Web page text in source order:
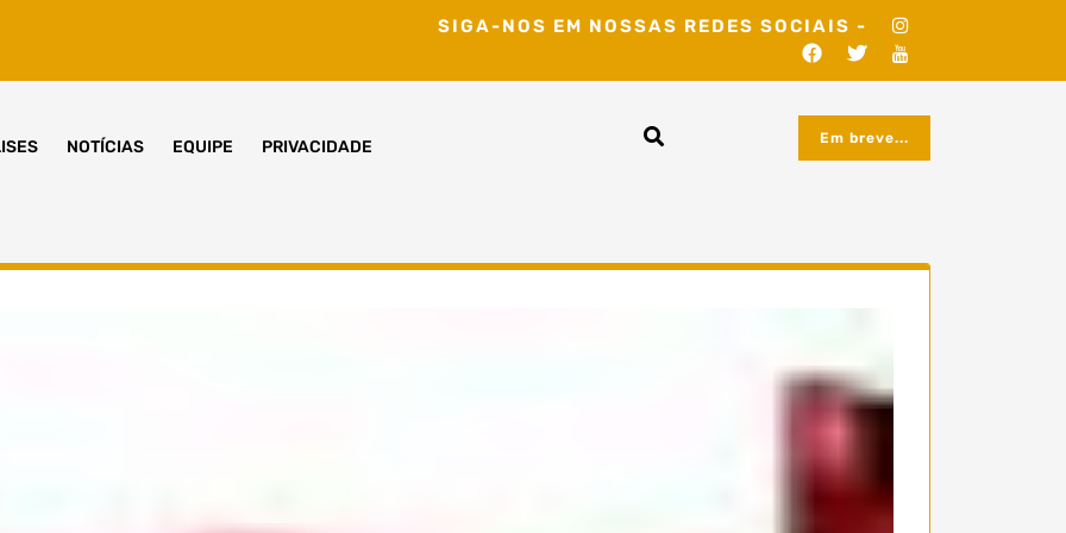
SIGA-NOS EM NOSSAS REDES SOCIAIS -
NOTÍCIAS EQUIPE PRIVACIDADE Em breve...